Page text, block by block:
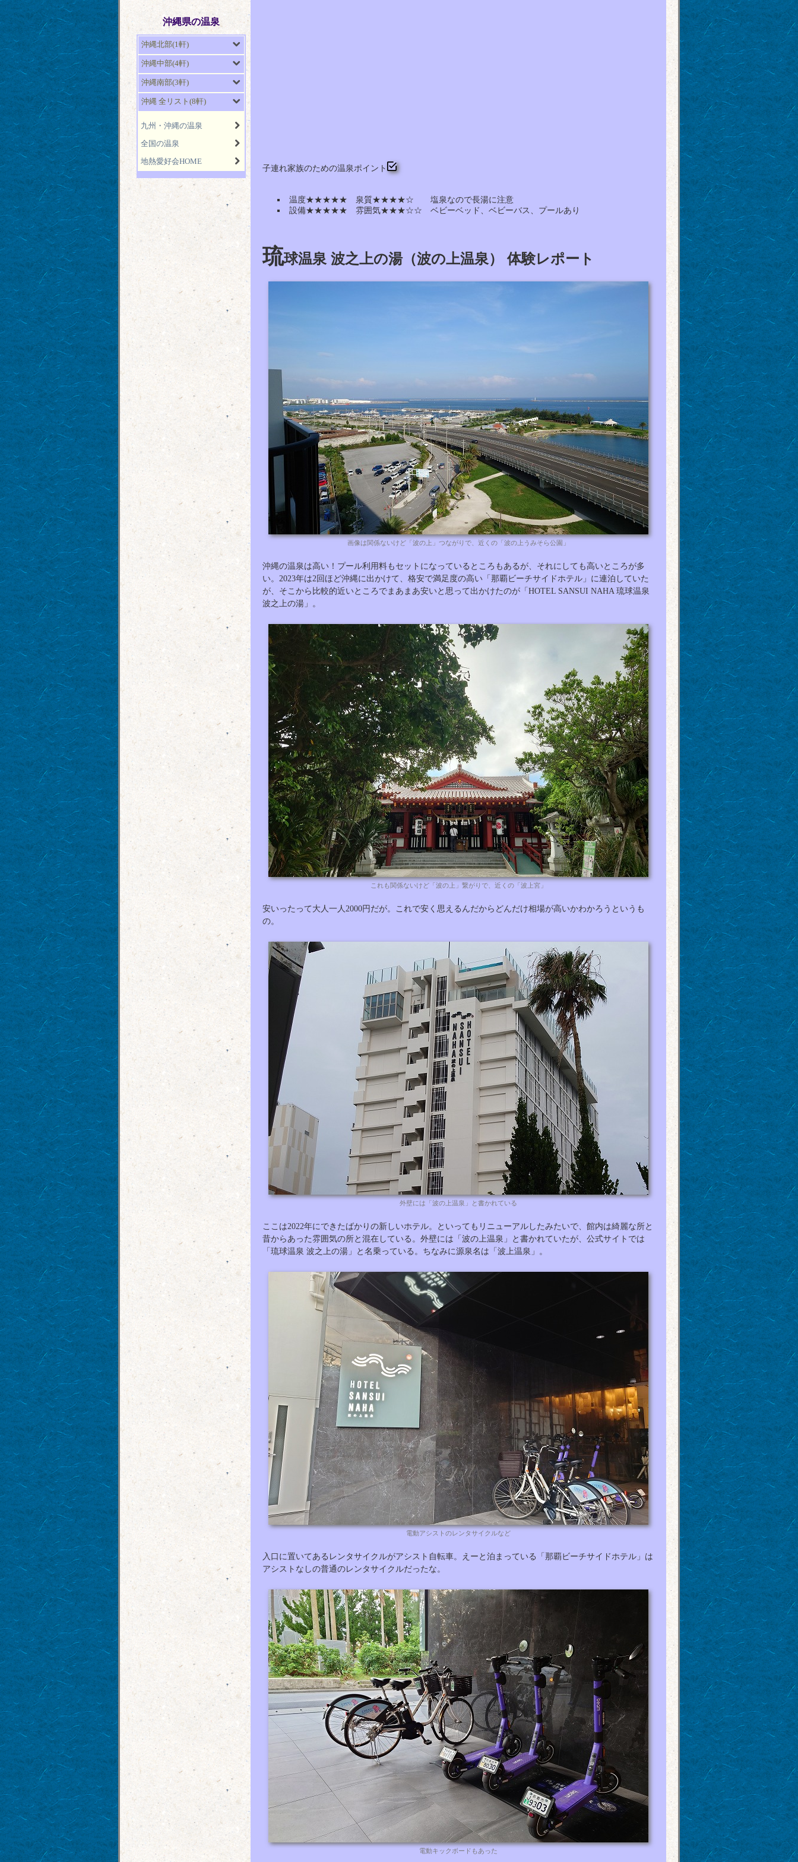
子連れ家族のための温泉ポイント
温度★★★★★ 泉質★★★★☆ 塩泉なので長湯に注意
設備★★★★★ 雰囲気★★★☆☆ ベビーベッド、ベビーバス、プールあり
琉球温泉 波之上の湯（波の上温泉） 体験レポート
画像は関係ないけど「波の上」つながりで、近くの「波の上うみそら公園」
沖縄の温泉は高い！プール利用料もセットになっているところもあるが、それにしても高いところが多
い。2023年は2回ほど沖縄に出かけて、格安で満足度の高い「那覇ビーチサイドホテル」に連泊していた
が、そこから比較的近いところでまあまあ安いと思って出かけたのが「HOTEL SANSUI NAHA 琉球温泉
波之上の湯」。
これも関係ないけど「波の上」繋がりで、近くの「波上宮」
安いったって大人一人2000円だが。これで安く思えるんだからどんだけ相場が高いかわかろうというも
の。
外壁には「波の上温泉」と書かれている
ここは2022年にできたばかりの新しいホテル。といってもリニューアルしたみたいで、館内は綺麗な所と
昔からあった雰囲気の所と混在している。外壁には「波の上温泉」と書かれていたが、公式サイトでは
「琉球温泉 波之上の湯」と名乗っている。ちなみに源泉名は「波上温泉」。
電動アシストのレンタサイクルなど
入口に置いてあるレンタサイクルがアシスト自転車。えーと泊まっている「那覇ビーチサイドホテル」は
アシストなしの普通のレンタサイクルだったな。
電動キックボードもあった